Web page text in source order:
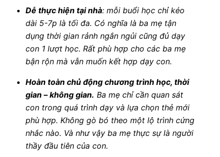
Dễ thực hiện tại nhà: mỗi buổi học chỉ kéo
dài 5-7p là tối đa. Có nghĩa là ba mẹ tận
dụng thời gian rảnh ngắn ngủi cũng đủ dạy
con 1 lượt học. Rất phù hợp cho các ba mẹ
bận rộn mà vẫn muốn kết hợp dạy con.
Hoàn toàn chủ động chương trình học, thời
gian – không gian. Ba mẹ chỉ cần quan sát
con trong quá trình dạy và lựa chọn thẻ mới
phù hợp. Không gò bó theo một lộ trình cứng
nhắc nào. Và như vậy ba mẹ thực sự là người
thầy đầu tiên của con.